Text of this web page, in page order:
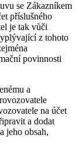
se Zákazníkem
příslušného
je tak vůči
z tohoto
povinnosti
a
na účet
a dodat
jeho obsah,